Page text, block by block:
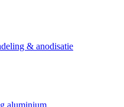
& anodisatie
aluminium